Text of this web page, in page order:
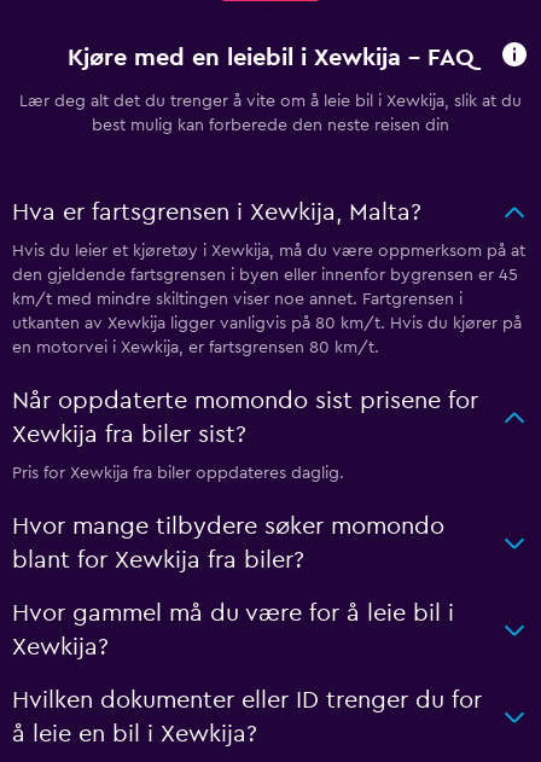
Kjøre med en leiebil i Xewkija - FAQ
Lær deg alt det du trenger å vite om å leie bil i Xewkija, slik at du
best mulig kan forberede den neste reisen din
Hva er fartsgrensen i Xewkija, Malta?
Hvis du leier et kjøretøy i Xewkija, må du være oppmerksom på at
den gjeldende fartsgrensen i byen eller innenfor bygrensen er 45
km/t med mindre skiltingen viser noe annet. Fartgrensen i
utkanten av Xewkija ligger vanligvis på 80 km/t. Hvis du kjører på
en motorvei i Xewkija, er fartsgrensen 80 km/t.
Når oppdaterte momondo sist prisene for
Xewkija fra biler sist?
Pris for Xewkija fra biler oppdateres daglig.
Hvor mange tilbydere søker momondo
blant for Xewkija fra biler?
Hvor gammel må du være for å leie bil i
Xewkija?
Hvilken dokumenter eller ID trenger du for
å leie en bil i Xewkija?